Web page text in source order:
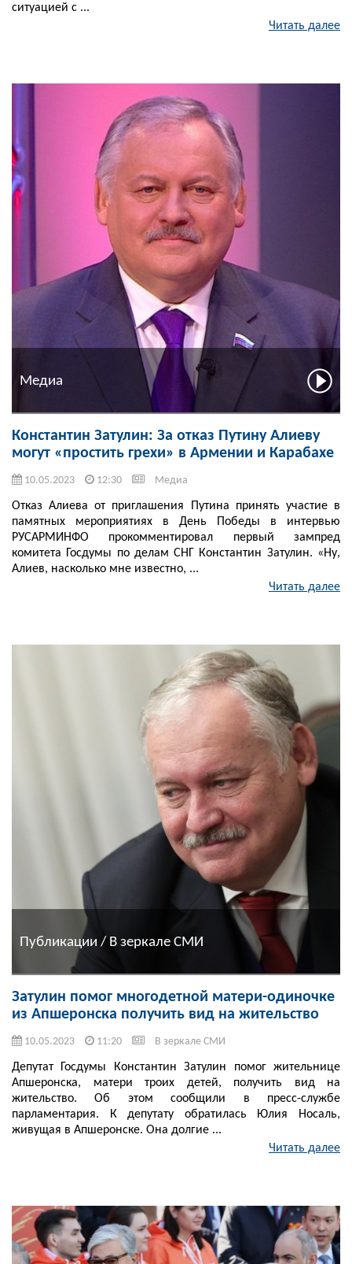
ситуацией с ...
Читать далее
Медиа
Константин Затулин: За отказ Путину Алиеву
могут «простить грехи» в Армении и Карабахе
10.05.2023 12:30 Медиа
Отказ Алиева от приглашения Путина принять участие в
памятных мероприятиях в День Победы в интервью
РУСАРМИНФО прокомментировал первый зампред
комитета Госдумы по делам СНГ Константин Затулин. «Ну,
Алиев, насколько мне известно, ...
Читать далее
Публикации / В зеркале СМИ
Затулин помог многодетной матери-одиночке
из Апшеронска получить вид на жительство
10.05.2023 11:20 В зеркале СМИ
Депутат Госдумы Константин Затулин помог жительнице
Апшеронска, матери троих детей, получить вид на
жительство. Об этом сообщили в пресс-службе
парламентария. К депутату обратилась Юлия Носаль,
живущая в Апшеронске. Она долгие ...
Читать далее